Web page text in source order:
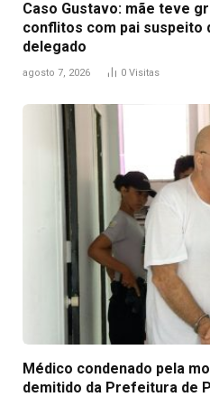
Caso Gustavo: mãe teve
conflitos com pai suspeito
delegado
agosto 7, 2026 0 Visitas
Médico condenado pela
demitido da Prefeitura de